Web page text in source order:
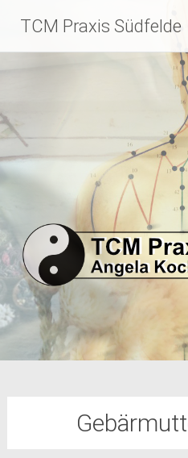
TCM Praxis Südfelde